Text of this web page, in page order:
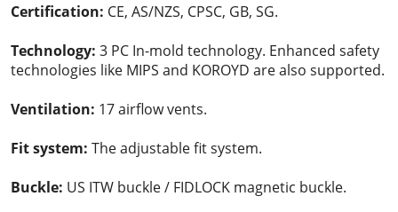
Certification: CE, AS/NZS, CPSC, GB, SG.
Technology: 3 PC In-mold technology. Enhanced safety
technologies like MIPS and KOROYD are also supported.
Ventilation: 17 airflow vents.
Fit system: The adjustable fit system.
Buckle: US ITW buckle / FIDLOCK magnetic buckle.